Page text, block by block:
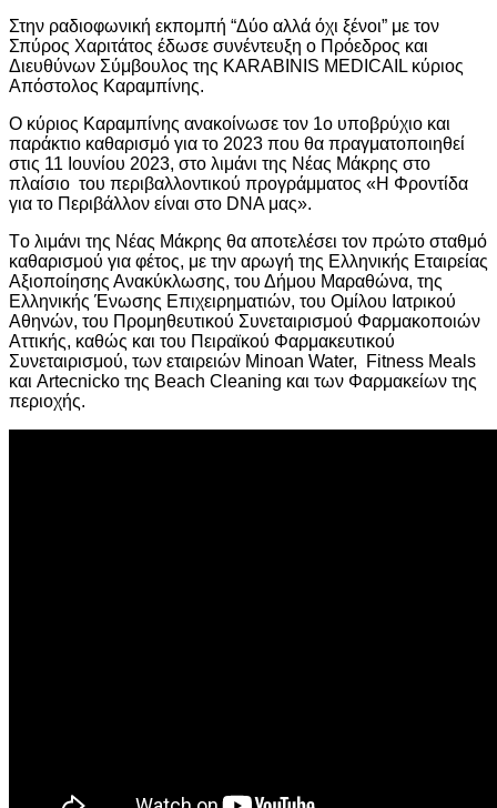
Στην ραδιοφωνική εκπομπή “Δύο αλλά όχι ξένοι” με τον
Σπύρος Χαριτάτος έδωσε συνέντευξη ο Πρόεδρος και
Διευθύνων Σύμβουλος της KARABINIS MEDICAIL κύριος
Απόστολος Καραμπίνης.
Ο κύριος Καραμπίνης ανακοίνωσε τον 1ο υποβρύχιο και
παράκτιο καθαρισμό για το 2023 που θα πραγματοποιηθεί
στις 11 Ιουνίου 2023, στο λιμάνι της Νέας Μάκρης στο
πλαίσιο του περιβαλλοντικού προγράμματος «Η Φροντίδα
για το Περιβάλλον είναι στο DNA μας».
Tο λιμάνι της Νέας Μάκρης θα αποτελέσει τον πρώτο σταθμό
καθαρισμού για φέτος, με την αρωγή της Ελληνικής Εταιρείας
Αξιοποίησης Ανακύκλωσης, του Δήμου Μαραθώνα, της
Ελληνικής Ένωσης Επιχειρηματιών, του Ομίλου Ιατρικού
Αθηνών, του Προμηθευτικού Συνεταιρισμού Φαρμακοποιών
Αττικής, καθώς και του Πειραϊκού Φαρμακευτικού
Συνεταιρισμού, των εταιρειών Minoan Water, Fitness Meals
και Artecnicko της Beach Cleaning και των Φαρμακείων της
περιοχής.